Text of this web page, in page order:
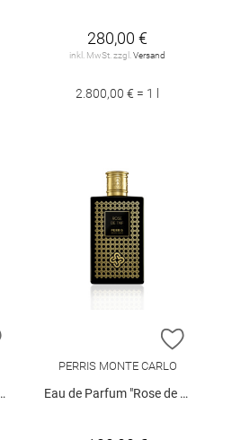
280,00 €
inkl. MwSt. zzgl. Versand
2.800,00 € = 1 l
ZUR WUNSCHLISTE HINZUFÜGEN
ZUR
PERRIS MONTE CARLO
Eau de Parfum "Rose de Taif", 50 ml